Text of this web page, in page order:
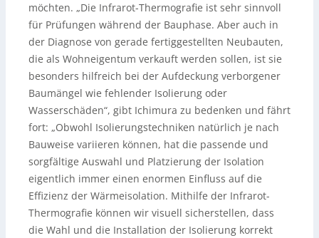
möchten. „Die Infrarot-Thermografie ist sehr sinnvoll
für Prüfungen während der Bauphase. Aber auch in
der Diagnose von gerade fertiggestellten Neubauten,
die als Wohneigentum verkauft werden sollen, ist sie
besonders hilfreich bei der Aufdeckung verborgener
Baumängel wie fehlender Isolierung oder
Wasserschäden“, gibt Ichimura zu bedenken und fährt
fort: „Obwohl Isolierungstechniken natürlich je nach
Bauweise variieren können, hat die passende und
sorgfältige Auswahl und Platzierung der Isolation
eigentlich immer einen enormen Einfluss auf die
Effizienz der Wärmeisolation. Mithilfe der Infrarot-
Thermografie können wir visuell sicherstellen, dass
die Wahl und die Installation der Isolierung korrekt